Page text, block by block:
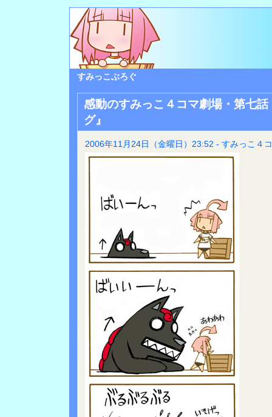
すみっこぶろぐ
感動のすみっこ４コマ劇場・第七
グ』
2006年11月24日（金曜日）23:52 - すみっこ４